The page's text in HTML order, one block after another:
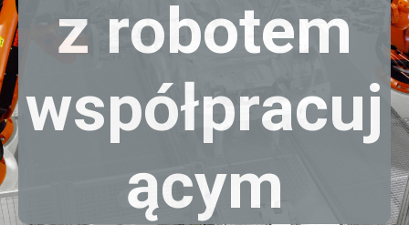
z robotem
współpracuj
ącym